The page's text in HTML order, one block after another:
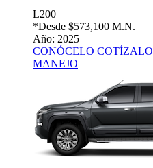
L200
*Desde $573,100 M.N.
Año: 2025
CONÓCELO COTÍZALO
MANEJO